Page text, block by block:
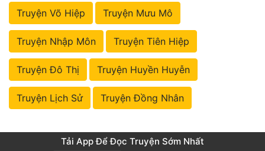
Truyện Võ Hiệp Truyện Mưu Mô
Truyện Nhập Môn Truyện Tiên Hiệp
Truyện Đô Thị Truyện Huyền Huyễn
Truyện Lịch Sử Truyện Đồng Nhân
Tải App Để Đọc Truyện Sớm Nhất